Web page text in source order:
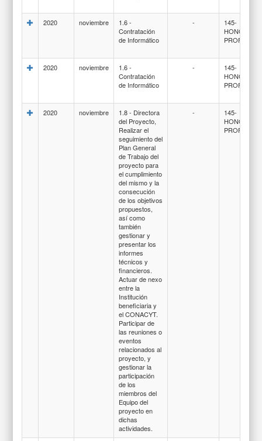
2020 noviembre
1.6 -
Contratación
de Informático
-
145-
2020 noviembre
1.6 -
Contratación
de Informático
-
145-
2020 noviembre
1.8 - Directora
del Proyecto,
Realizar el
seguimiento del
Plan General
de Trabajo del
proyecto para
el cumplimiento
del mismo y la
consecución
de los objetivos
propuestos,
así como
también
gestionar y
presentar los
informes
técnicos y
financieros.
Actuar de nexo
entre la
Institución
beneficiaria y
el CONACYT.
Participar de
las reuniones o
eventos
relacionados al
proyecto, y
gestionar la
participación
de los
miembros del
Equipo del
proyecto en
dichas
actividades.
-
145-